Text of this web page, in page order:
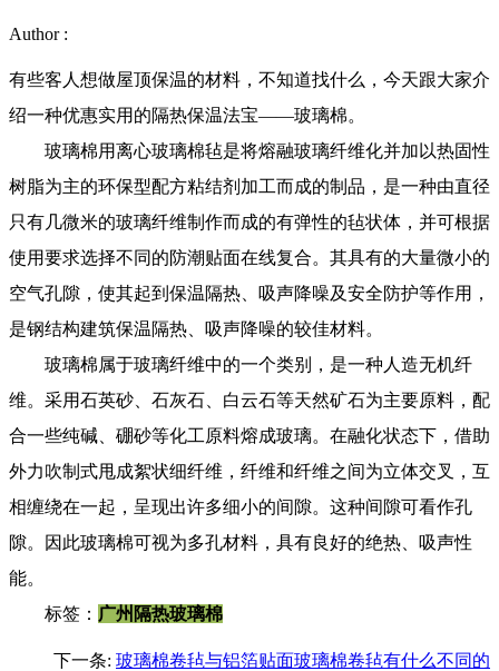
Author :
有些客人想做屋顶保温的材料，不知道找什么，今天跟大家介
绍一种优惠实用的隔热保温法宝——玻璃棉。
玻璃棉用离心玻璃棉毡是将熔融玻璃纤维化并加以热固性
树脂为主的环保型配方粘结剂加工而成的制品，是一种由直径
只有几微米的玻璃纤维制作而成的有弹性的毡状体，并可根据
使用要求选择不同的防潮贴面在线复合。其具有的大量微小的
空气孔隙，使其起到保温隔热、吸声降噪及安全防护等作用，
是钢结构建筑保温隔热、吸声降噪的较佳材料。
玻璃棉属于玻璃纤维中的一个类别，是一种人造无机纤
维。采用石英砂、石灰石、白云石等天然矿石为主要原料，配
合一些纯碱、硼砂等化工原料熔成玻璃。在融化状态下，借助
外力吹制式甩成絮状细纤维，纤维和纤维之间为立体交叉，互
相缠绕在一起，呈现出许多细小的间隙。这种间隙可看作孔
隙。因此玻璃棉可视为多孔材料，具有良好的绝热、吸声性
能。
标签： 广州隔热玻璃棉
下一条: 玻璃棉卷毡与铝箔贴面玻璃棉卷毡有什么不同的